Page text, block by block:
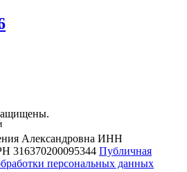
Александровна ИНН
316370200095344 Публичная
персональных данных